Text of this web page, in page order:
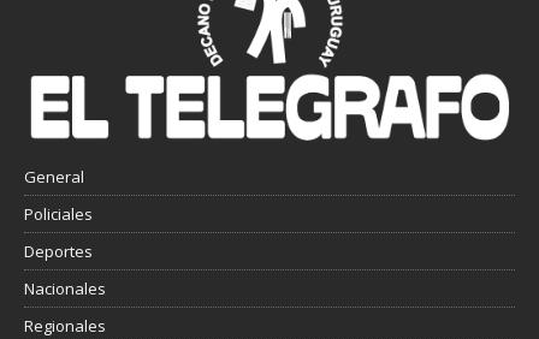
General
Policiales
Deportes
Nacionales
Regionales